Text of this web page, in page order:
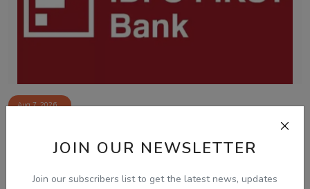
JOIN OUR NEWSLETTER
Join our subscribers list to get the latest news, updates
Aug 7, 2026
ਸੀਬੀਆਈ ਜਾਂਚ ਵਿੱਚ...